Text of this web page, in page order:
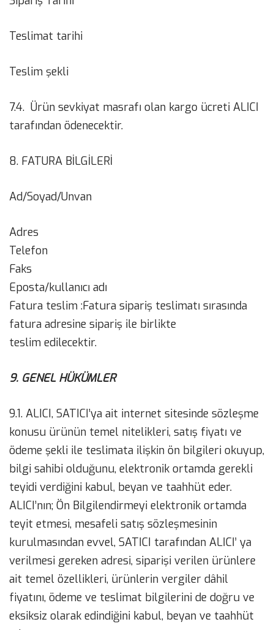
Teslimat tarihi
Teslim şekli
7.4. Ürün sevkiyat masrafı olan kargo ücreti ALICI
tarafından ödenecektir.
8. FATURA BİLGİLERİ
Ad/Soyad/Unvan
Adres
Telefon
Faks
Eposta/kullanıcı adı
Fatura teslim :Fatura sipariş teslimatı sırasında
fatura adresine sipariş ile birlikte
teslim edilecektir.
9. GENEL HÜKÜMLER
9.1. ALICI, SATICI’ya ait internet sitesinde sözleşme
konusu ürünün temel nitelikleri, satış fiyatı ve
ödeme şekli ile teslimata ilişkin ön bilgileri okuyup,
bilgi sahibi olduğunu, elektronik ortamda gerekli
teyidi verdiğini kabul, beyan ve taahhüt eder.
ALICI’nın; Ön Bilgilendirmeyi elektronik ortamda
teyit etmesi, mesafeli satış sözleşmesinin
kurulmasından evvel, SATICI tarafından ALICI’ ya
verilmesi gereken adresi, siparişi verilen ürünlere
ait temel özellikleri, ürünlerin vergiler dâhil
fiyatını, ödeme ve teslimat bilgilerini de doğru ve
eksiksiz olarak edindiğini kabul, beyan ve taahhüt